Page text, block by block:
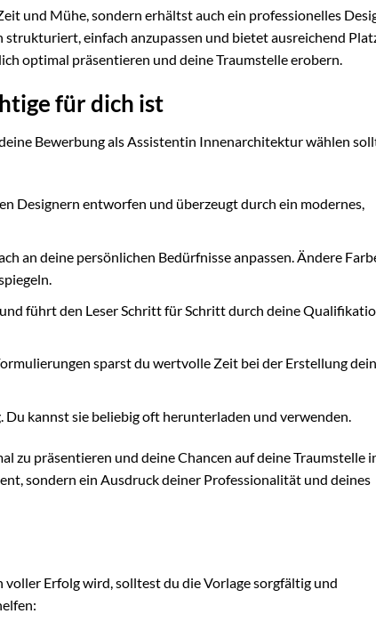
und Mühe, sondern erhältst auch ein professionelles
einfach anzupassen und bietet ausreichend
optimal präsentieren und deine Traumstelle erobern.
für dich ist
Bewerbung als Assistentin Innenarchitektur wählen
Designern entworfen und überzeugt durch ein modernes,
an deine persönlichen Bedürfnisse anpassen. Ändere
führt den Leser Schritt für Schritt durch deine
sparst du wertvolle Zeit bei der Erstellung
kannst sie beliebig oft herunterladen und verwenden.
zu präsentieren und deine Chancen auf deine Traumstelle
sondern ein Ausdruck deiner Professionalität und deines
Erfolg wird, solltest du die Vorlage sorgfältig und